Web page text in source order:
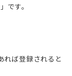
です。
れば登録されると